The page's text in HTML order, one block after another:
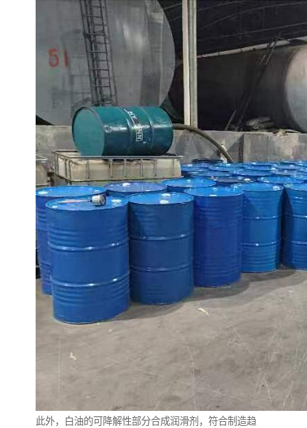
此外，白油的可降解性部分合成润滑剂，符合制造趋